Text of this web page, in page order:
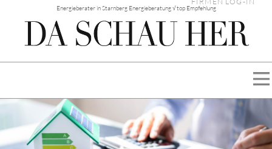
Energieberater in Starnberg Energieberatung √ top Empfehlung